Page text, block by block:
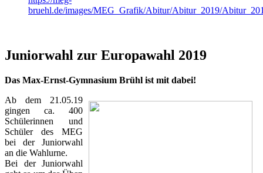
bruehl.de/images/MEG_Grafik/Abitur/Abitur_2019/
Juniorwahl zur Europawahl 2019
Das Max-Ernst-Gymnasium Brühl ist mit dabei!
Ab dem 21.05.19
gingen ca. 400
Schülerinnen und
Schüler des MEG
bei der Juniorwahl
an die Wahlurne.
Bei der Juniorwahl